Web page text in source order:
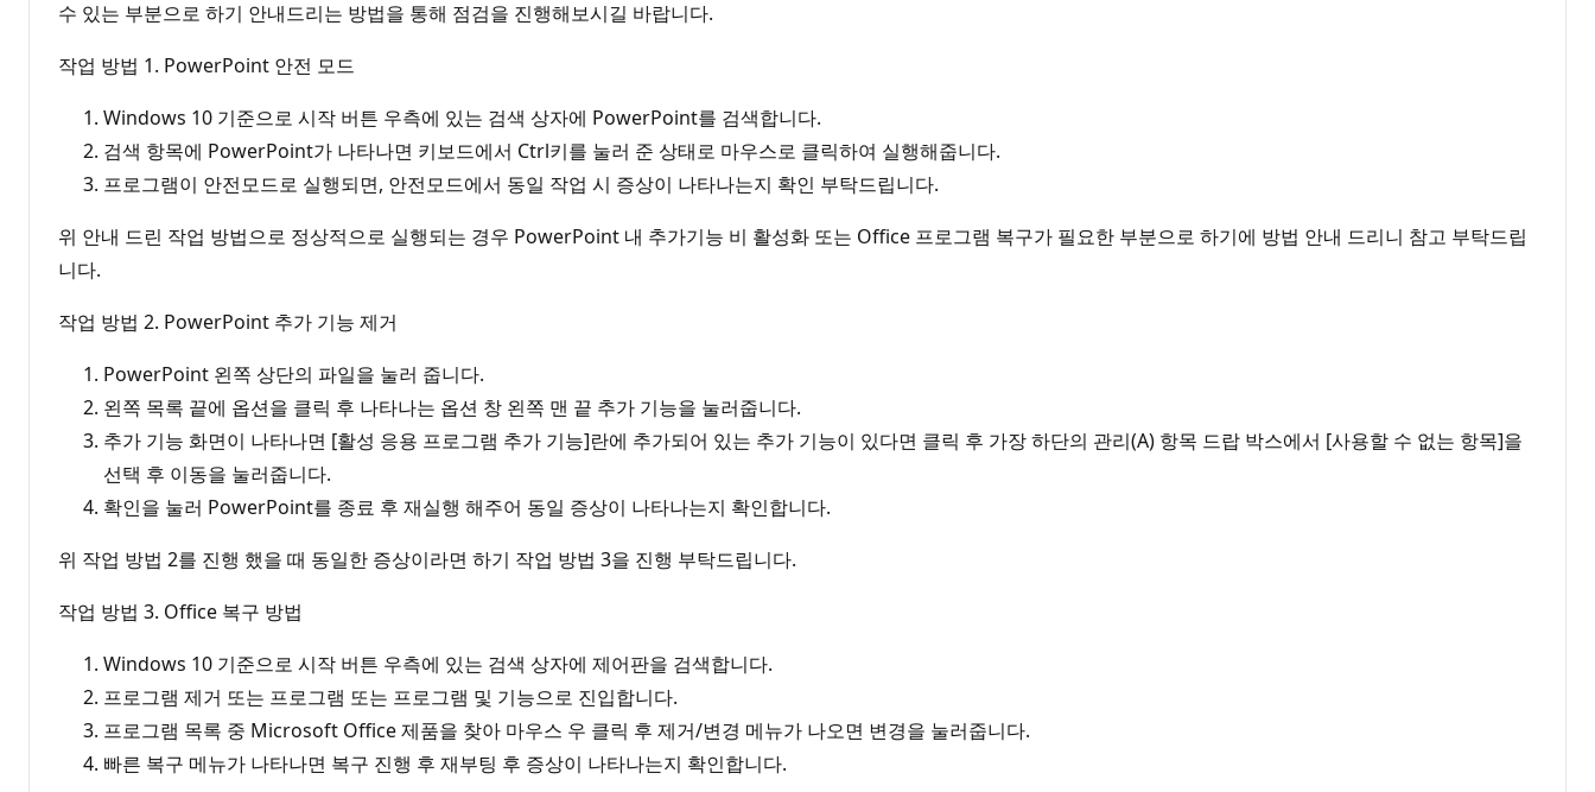
수 있는 부분으로 하기 안내드리는 방법을 통해 점검을 진행해보시길 바랍니다.
작업 방법 1. PowerPoint 안전 모드
Windows 10 기준으로 시작 버튼 우측에 있는 검색 상자에 PowerPoint를 검색합니다.
검색 항목에 PowerPoint가 나타나면 키보드에서 Ctrl키를 눌러 준 상태로 마우스로 클릭하여 실행해줍니다.
프로그램이 안전모드로 실행되면, 안전모드에서 동일 작업 시 증상이 나타나는지 확인 부탁드립니다.
위 안내 드린 작업 방법으로 정상적으로 실행되는 경우 PowerPoint 내 추가기능 비 활성화 또는 Office 프로그램 복구가 필요한 부분으로 하기에 방법 안내 드리니 참고 부탁드립
니다.
작업 방법 2. PowerPoint 추가 기능 제거
PowerPoint 왼쪽 상단의 파일을 눌러 줍니다.
왼쪽 목록 끝에 옵션을 클릭 후 나타나는 옵션 창 왼쪽 맨 끝 추가 기능을 눌러줍니다.
추가 기능 화면이 나타나면 [활성 응용 프로그램 추가 기능]란에 추가되어 있는 추가 기능이 있다면 클릭 후 가장 하단의 관리(A) 항목 드랍 박스에서 [사용할 수 없는 항목]을
선택 후 이동을 눌러줍니다.
확인을 눌러 PowerPoint를 종료 후 재실행 해주어 동일 증상이 나타나는지 확인합니다.
위 작업 방법 2를 진행 했을 때 동일한 증상이라면 하기 작업 방법 3을 진행 부탁드립니다.
작업 방법 3. Office 복구 방법
Windows 10 기준으로 시작 버튼 우측에 있는 검색 상자에 제어판을 검색합니다.
프로그램 제거 또는 프로그램 또는 프로그램 및 기능으로 진입합니다.
프로그램 목록 중 Microsoft Office 제품을 찾아 마우스 우 클릭 후 제거/변경 메뉴가 나오면 변경을 눌러줍니다.
빠른 복구 메뉴가 나타나면 복구 진행 후 재부팅 후 증상이 나타나는지 확인합니다.